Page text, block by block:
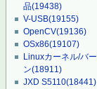
品(19438)
V-USB(19155)
OpenCV(19136)
OSx86(19107)
Linuxカーネル/バ
ン(18911)
JXD S5110(18441)